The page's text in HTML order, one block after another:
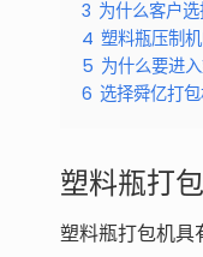
3 为什么客户选
4 塑料瓶压制
5 为什么要进
6 选择舜亿打
塑料瓶打
塑料瓶打包机具